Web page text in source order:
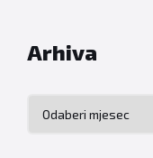
Arhiva